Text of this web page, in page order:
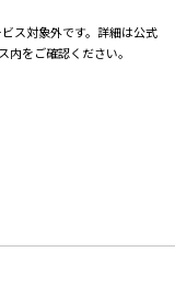
ス対象外です。詳細は公式
をご確認ください。